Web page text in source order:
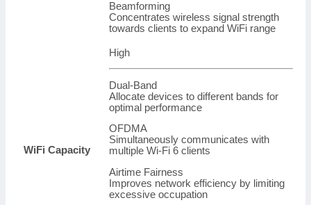
Beamforming
Concentrates wireless signal strength
towards clients to expand WiFi range
WiFi Capacity
High
Dual-Band
Allocate devices to different bands for
optimal performance
OFDMA
Simultaneously communicates with
multiple Wi-Fi 6 clients
Airtime Fairness
Improves network efficiency by limiting
excessive occupation